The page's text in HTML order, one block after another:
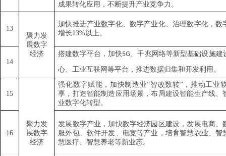
成果转化应用，不断提升产业竞争力。
13
聚力发
展数字
经济
加快推进产业数字化、数字产业化、治理数字化，数
增长13%以上。
14
搭建数字平台，加快5G、千兆网络等新型基础设施建
心、工业互联网等平台，推进数据归集和开发利用。
15
聚力发
展数字
经济
强化数字赋能，加快制造业“智改数转”，推动工业
享，打造智能制造应用场景，布局建设智能生产线、
业数字化转型。
16
发展数字产业，加快数字经济园区建设，发展电商、
服外包、软件开发、电竞等产业，培育智慧农业、智
慧医疗、智慧养老等新业态。